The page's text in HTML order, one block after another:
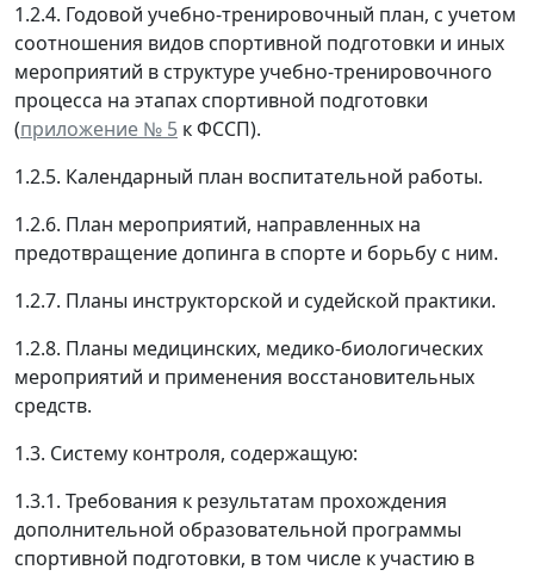
1.2.4. Годовой учебно-тренировочный план, с учетом
соотношения видов спортивной подготовки и иных
мероприятий в структуре учебно-тренировочного
процесса на этапах спортивной подготовки
(приложение № 5 к ФССП).
1.2.5. Календарный план воспитательной работы.
1.2.6. План мероприятий, направленных на
предотвращение допинга в спорте и борьбу с ним.
1.2.7. Планы инструкторской и судейской практики.
1.2.8. Планы медицинских, медико-биологических
мероприятий и применения восстановительных
средств.
1.3. Систему контроля, содержащую:
1.3.1. Требования к результатам прохождения
дополнительной образовательной программы
спортивной подготовки, в том числе к участию в